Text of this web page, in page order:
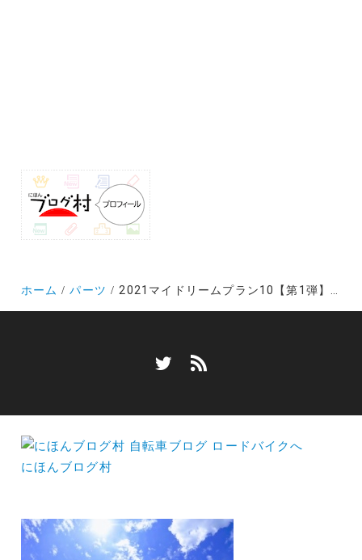
ホーム パーツ 2021マイドリームプラン10【第1弾】アイオロスXXX4にカスタマイズする価値はあるのか？
にほんブログ村